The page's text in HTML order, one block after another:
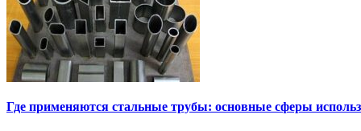
Где применяются стальные трубы: основные сферы